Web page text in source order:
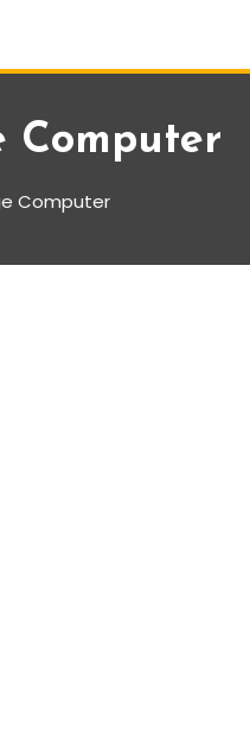
Computer
Computer